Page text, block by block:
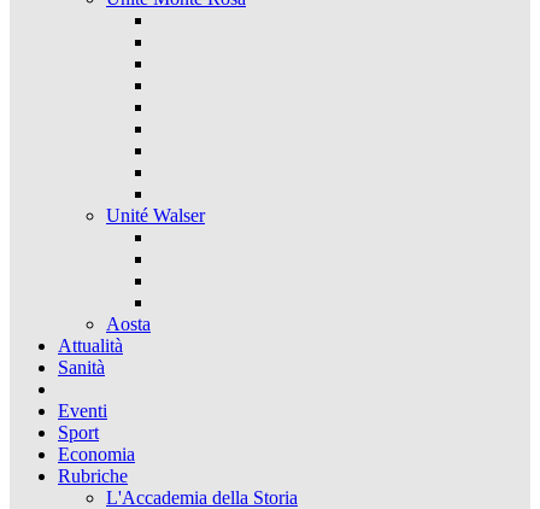
Unité Walser
Aosta
Attualità
Sanità
Eventi
Sport
Economia
Rubriche
L'Accademia della Storia